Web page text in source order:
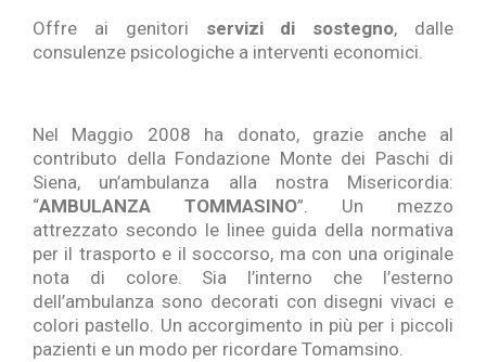
Offre ai genitori servizi di sostegno, dalle
consulenze psicologiche a interventi economici.
Nel Maggio 2008 ha donato, grazie anche al
contributo della Fondazione Monte dei Paschi di
Siena, un’ambulanza alla nostra Misericordia:
“AMBULANZA TOMMASINO”. Un mezzo
attrezzato secondo le linee guida della normativa
per il trasporto e il soccorso, ma con una originale
nota di colore. Sia l’interno che l’esterno
dell’ambulanza sono decorati con disegni vivaci e
colori pastello. Un accorgimento in più per i piccoli
pazienti e un modo per ricordare Tomamsino.